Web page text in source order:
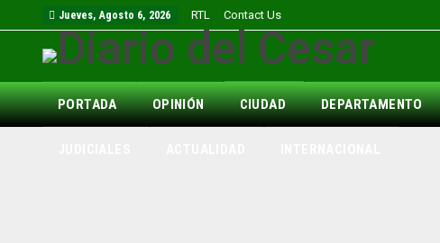
Jueves, Agosto 6, 2026 RTL Contact Us
PORTADA OPINIÓN CIUDAD DEPARTAMENTO